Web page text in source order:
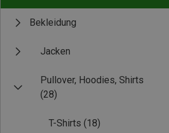
Bekleidung
Jacken
Pullover, Hoodies, Shirts
(28)
T-Shirts (18)